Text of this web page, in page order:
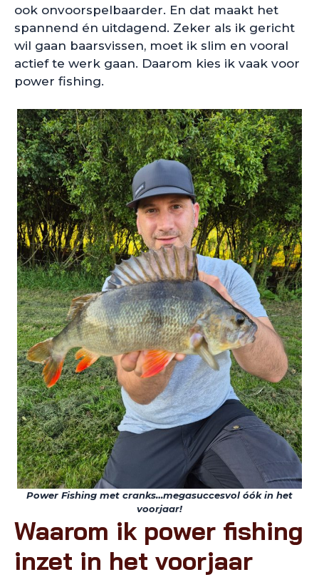
ook onvoorspelbaarder. En dat maakt het
spannend én uitdagend. Zeker als ik gericht
wil gaan baarsvissen, moet ik slim en vooral
actief te werk gaan. Daarom kies ik vaak voor
power fishing.
Power Fishing met cranks…megasuccesvol óók in het
voorjaar!
Waarom ik power fishing
inzet in het voorjaar